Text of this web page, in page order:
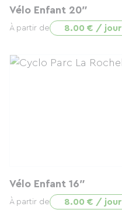
Vélo Enfant 20″
À partir de 8.00 € / jour
Vélo Enfant 16″
À partir de 8.00 € / jour